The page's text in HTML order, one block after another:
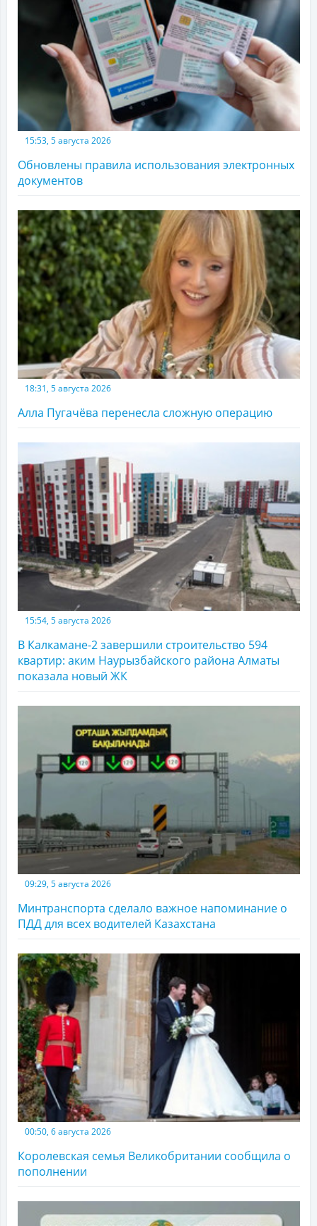
15:53, 5 августа 2026
Обновлены правила использования электронных
документов
18:31, 5 августа 2026
Алла Пугачёва перенесла сложную операцию
15:54, 5 августа 2026
В Калкамане-2 завершили строительство 594
квартир: аким Наурызбайского района Алматы
показала новый ЖК
09:29, 5 августа 2026
Минтранспорта сделало важное напоминание о
ПДД для всех водителей Казахстана
00:50, 6 августа 2026
Королевская семья Великобритании сообщила о
пополнении